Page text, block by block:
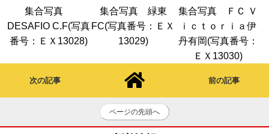
集合写真
DESAFIO C.F(写真
番号：ＥＸ13028)
集合写真 緑東
FC(写真番号：ＥＸ
13029)
集合写真 ＦＣ Ｖ
ｉｃｔｏｒｉａ伊
丹有岡(写真番号：
ＥＸ13030)
次の記事 前の記事
ページの先頭へ